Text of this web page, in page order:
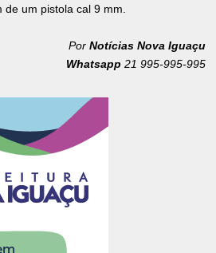
um pistola cal 9 mm.
Por Notícias Nova Iguaçu
Whatsapp 21 995-995-995